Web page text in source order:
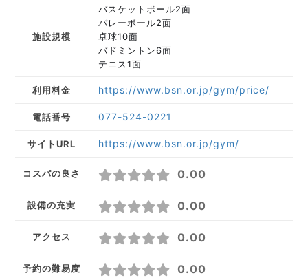
施設規模
バスケットボール2面
バレーボール2面
卓球10面
バドミントン6面
テニス1面
利用料金 https://www.bsn.or.jp/gym/price/
電話番号 077-524-0221
サイトURL https://www.bsn.or.jp/gym/
コスパの良さ 0.00
設備の充実 0.00
アクセス 0.00
予約の難易度 0.00